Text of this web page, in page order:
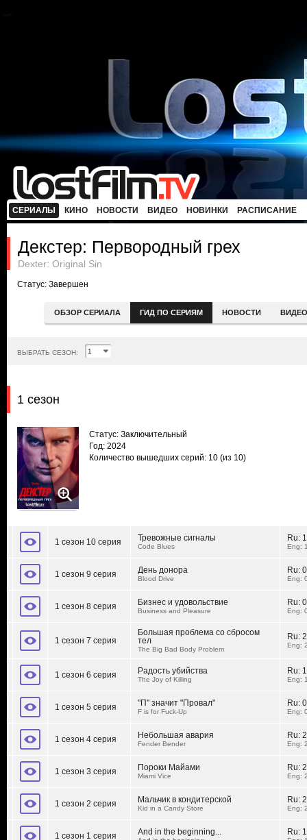
СЕРИАЛЫ КИНО НОВОСТИ ВИДЕО НОВИНКИ РАСПИСАНИЕ
Декстер: Первородный грех
Dexter: Original Sin
Статус: Завершен
ОБЗОР СЕРИАЛА ГИД ПО СЕРИЯМ НОВОСТИ ВИДЕО
ВЫБРАТЬ СЕЗОН:
1 сезон
Статус: Заключительный
Год: 2024
Количество вышедших серий: 10 (из 10)
1 сезон 10 серия Тревожные сигналы
Code Blues
Ru:
Eng:
1 сезон 9 серия День донора
Blood Drive
Ru:
Eng:
1 сезон 8 серия Бизнес и удовольствие
Business and Pleasure
Ru:
Eng:
1 сезон 7 серия
Большая проблема со сбросом
тел
The Big Bad Body Problem
Ru:
Eng:
1 сезон 6 серия Радость убийства
The Joy of Killing
Ru:
Eng:
1 сезон 5 серия "П" значит "Провал"
F is for Fuck-Up
Ru:
Eng:
1 сезон 4 серия Небольшая авария
Fender Bender
Ru:
Eng:
1 сезон 3 серия Пороки Майами
Miami Vice
Ru:
Eng:
1 сезон 2 серия Мальчик в кондитерской
Kid in a Candy Store
Ru:
Eng:
1 сезон 1 серия And in the beginning... Ru: